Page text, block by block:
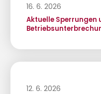
16. 6. 2026
Aktuelle Sperrungen
12. 6. 2026